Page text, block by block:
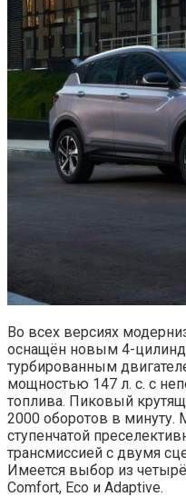
Во всех версиях
оснащён новым 4-
турбированным
мощностью 147 л. с. с
топлива. Пиковый
2000 оборотов в минуту.
ступенчатой
трансмиссией с двумя
Имеется выбор из
Comfort, Eco и Adaptive.